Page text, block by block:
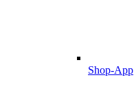
Shop-App